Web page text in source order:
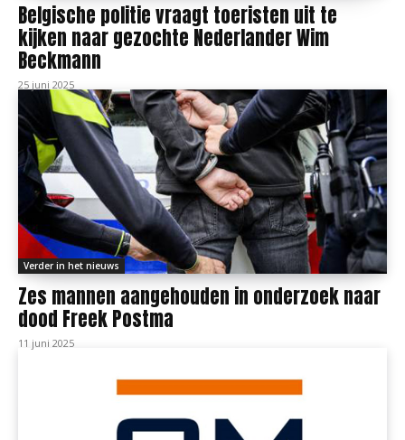
Belgische politie vraagt toeristen uit te
kijken naar gezochte Nederlander Wim
Beckmann
25 juni 2025
Verder in het nieuws
Zes mannen aangehouden in onderzoek naar
dood Freek Postma
11 juni 2025